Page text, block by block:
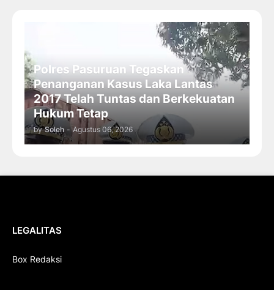
Polres Pasuruan Tegaskan
Penanganan Kasus Laka Lantas
2017 Telah Tuntas dan Berkekuatan
Hukum Tetap
by Soleh - Agustus 06, 2026
LEGALITAS
Box Redaksi